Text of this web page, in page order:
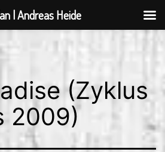
(Zyklus
2009)
| Andreas Heide